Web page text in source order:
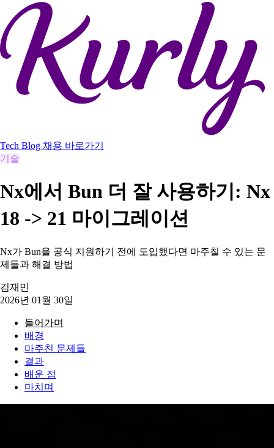
Tech Blog 채용 바로가기
기술
Nx에서 Bun 더 잘 사용하기: Nx
18 -> 21 마이그레이션
Nx가 Bun을 공식 지원하기 전에 도입했다면 마주칠 수 있는 문
제들과 해결 방법
김재민
2026년 01월 30일
들어가며
배경
마주친 문제들
결과
배운 점
마치며